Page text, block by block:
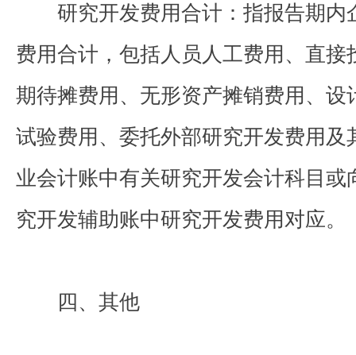
研究开发费用合计：指报告期
费用合计，包括人员人工费用、直
期待摊费用、无形资产摊销费用、
试验费用、委托外部研究开发费用
业会计账中有关研究开发会计科目
究开发辅助账中研究开发费用对应。
四、其他